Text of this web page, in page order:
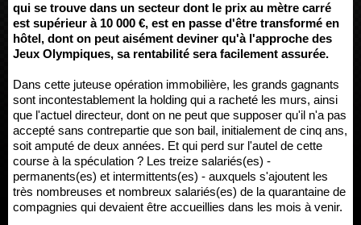
qui se trouve dans un secteur dont le prix au mètre carré
est supérieur à 10 000 €, est en passe d'être transformé en
hôtel, dont on peut aisément deviner qu'à l'approche des
Jeux Olympiques, sa rentabilité sera facilement assurée.
Dans cette juteuse opération immobilière, les grands gagnants
sont incontestablement la holding qui a racheté les murs, ainsi
que l'actuel directeur, dont on ne peut que supposer qu'il n'a pas
accepté sans contrepartie que son bail, initialement de cinq ans,
soit amputé de deux années. Et qui perd sur l'autel de cette
course à la spéculation ? Les treize salariés(es) -
permanents(es) et intermittents(es) - auxquels s'ajoutent les
très nombreuses et nombreux salariés(es) de la quarantaine de
compagnies qui devaient être accueillies dans les mois à venir.